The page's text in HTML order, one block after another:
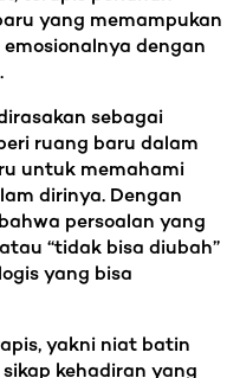
yang memampukan
dengan
sebagai
ruang baru dalam
untuk memahami
dirinya. Dengan
persoalan yang
“tidak bisa diubah”
yang bisa
yakni niat batin
kehadiran yang